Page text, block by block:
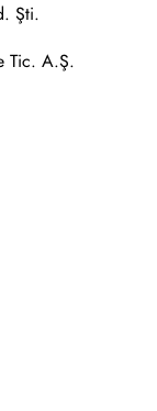
Şti.
Tic. A.Ş.